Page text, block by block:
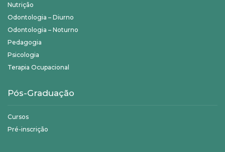
Nutrição
Odontologia – Diurno
Odontologia – Noturno
Pedagogia
Psicologia
Terapia Ocupacional
Pós-Graduação
Cursos
Pré-inscrição